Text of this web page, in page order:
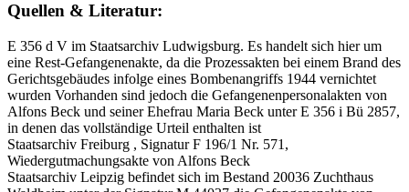
Quellen & Literatur:
E 356 d V im Staatsarchiv Ludwigsburg. Es handelt sich hier um
eine Rest-Gefangenenakte, da die Prozessakten bei einem Brand des
Gerichtsgebäudes infolge eines Bombenangriffs 1944 vernichtet
wurden Vorhanden sind jedoch die Gefangenen­personalakten von
Alfons Beck und seiner Ehefrau Maria Beck unter E 356 i Bü 2857,
in denen das vollständige Urteil enthalten ist
Staatsarchiv Freiburg , Signatur F 196/1 Nr. 571,
Wiedergutmachungsakte von Alfons Beck
Staatsarchiv Leipzig befindet sich im Bestand 20036 Zuchthaus